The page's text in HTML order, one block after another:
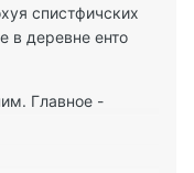
спистфичских
в деревне енто
Главное -